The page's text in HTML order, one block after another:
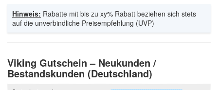
Hinweis: Rabatte mit bis zu xy% Rabatt beziehen sich stets
auf die unverbindliche Preisempfehlung (UVP)
Viking Gutschein – Neukunden /
Bestandskunden (Deutschland)